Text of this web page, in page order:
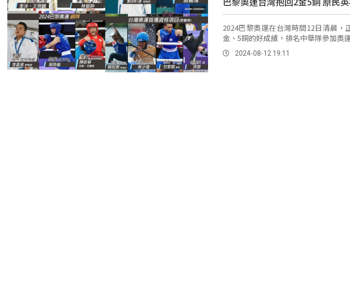
2024巴黎奧運在台灣時間12日清晨
金、5銅的好成績，排名中華隊參加奧
2024-08-12 19:11